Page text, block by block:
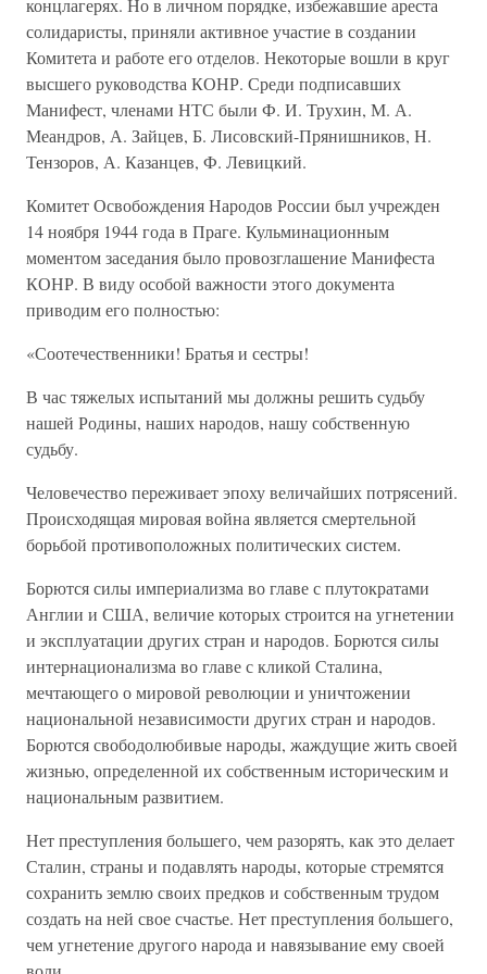
концлагерях. Но в личном порядке, избежавшие ареста
солидаристы, приняли активное участие в создании
Комитета и работе его отделов. Некоторые вошли в круг
высшего руководства КОНР. Среди подписавших
Манифест, членами НТС были Ф. И. Трухин, М. А.
Меандров, А. Зайцев, Б. Лисовский-Прянишников, Н.
Тензоров, А. Казанцев, Ф. Левицкий.
Комитет Освобождения Народов России был учрежден
14 ноября 1944 года в Праге. Кульминационным
моментом заседания было провозглашение Манифеста
КОНР. В виду особой важности этого документа
приводим его полностью:
«Соотечественники! Братья и сестры!
В час тяжелых испытаний мы должны решить судьбу
нашей Родины, наших народов, нашу собственную
судьбу.
Человечество переживает эпоху величайших потрясений.
Происходящая мировая война является смертельной
борьбой противоположных политических систем.
Борются силы империализма во главе с плутократами
Англии и США, величие которых строится на угнетении
и эксплуатации других стран и народов. Борются силы
интернационализма во главе с кликой Сталина,
мечтающего о мировой революции и уничтожении
национальной независимости других стран и народов.
Борются свободолюбивые народы, жаждущие жить своей
жизнью, определенной их собственным историческим и
национальным развитием.
Нет преступления большего, чем разорять, как это делает
Сталин, страны и подавлять народы, которые стремятся
сохранить землю своих предков и собственным трудом
создать на ней свое счастье. Нет преступления большего,
чем угнетение другого народа и навязывание ему своей